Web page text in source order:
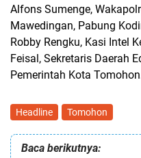
Alfons Sumenge,
Mawedingan, Pabung
Robby Rengku, Kasi Intel
Feisal, Sekretaris Daerah
Pemerintah Kota
Headline Tomohon
Baca berikutnya: